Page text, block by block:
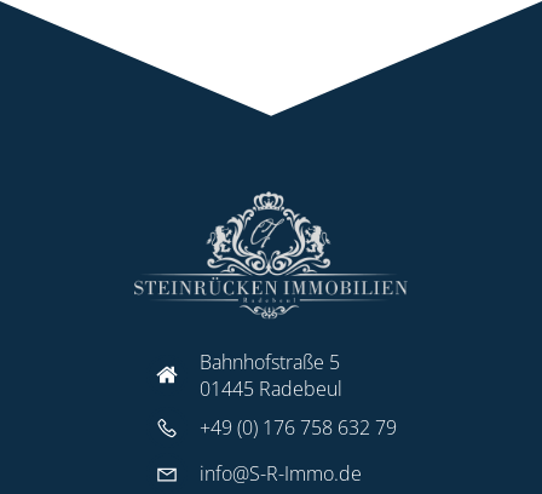
Bahnhofstraße 5
01445 Radebeul
+49 (0) 176 758 632 79
info@S-R-Immo.de